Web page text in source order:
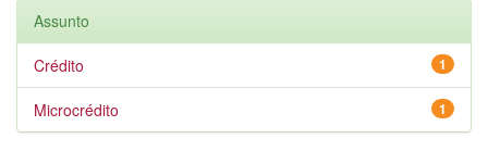
Assunto
1
Crédito
1
Microcrédito